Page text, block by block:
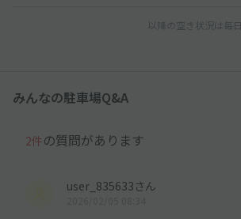
以降の空き状況は毎
みんなの駐車場Q&A
2件の質問があります
user_835633さん